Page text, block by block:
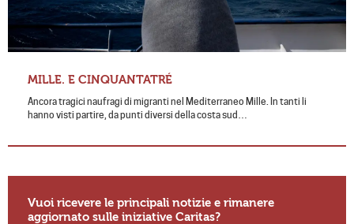
MILLE. E CINQUANTATRÉ
Ancora tragici naufragi di migranti nel Mediterraneo Mille. In tanti li
hanno visti partire, da punti diversi della costa sud…
Vuoi ricevere le principali notizie e rimanere
aggiornato sulle iniziative Caritas?